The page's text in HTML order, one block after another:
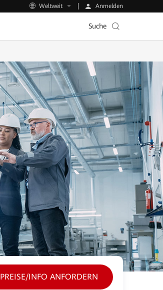
Weltweit Anmelden
Suche
PREISE/INFO ANFORDERN